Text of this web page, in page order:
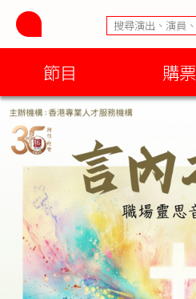
節目 購票